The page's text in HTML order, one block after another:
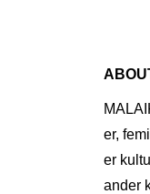
er,
er
ander